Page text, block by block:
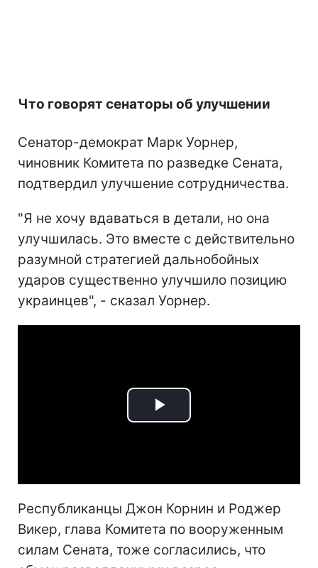
Что говорят сенаторы об улучшении
Сенатор-демократ Марк Уорнер,
чиновник Комитета по разведке Сената,
подтвердил улучшение сотрудничества.
"Я не хочу вдаваться в детали, но она
улучшилась. Это вместе с действительно
разумной стратегией дальнобойных
ударов существенно улучшило позицию
украинцев", - сказал Уорнер.
Play
Республиканцы Джон Корнин и Роджер
Викер, глава Комитета по вооруженным
силам Сената, тоже согласились, что